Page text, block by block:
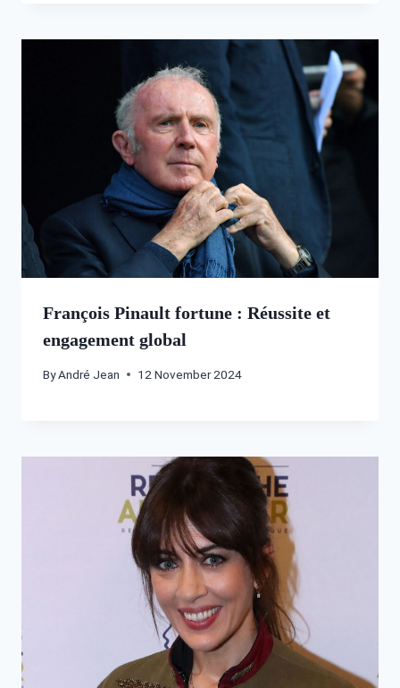
François Pinault fortune : Réussite et
engagement global
ByAndré Jean 12 November 2024